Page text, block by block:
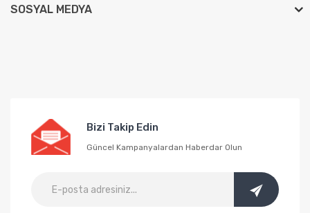
SOSYAL MEDYA
Bizi Takip Edin
Güncel Kampanyalardan Haberdar Olun